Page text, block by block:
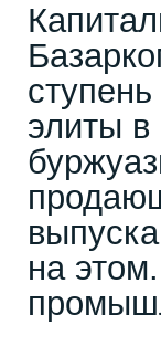
элиты в
на